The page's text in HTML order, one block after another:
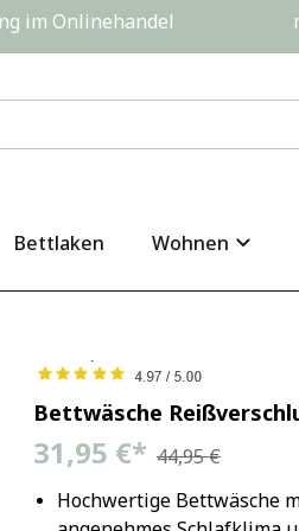
im Onlinehandel
Bettlaken Wohnen
Bettwäsche
31,95 €* 44,95 €
Hochwertige Bettwäsche